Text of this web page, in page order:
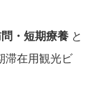
・短期療養 と
滞在用観光ビ